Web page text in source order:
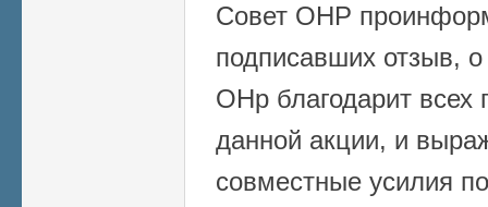
Совет ОНР
подписавших отзыв,
ОНр благодарит всех
данной акции, и
совместные усилия